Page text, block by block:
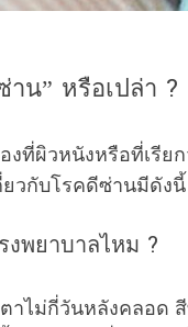
น” หรือเปล่า ?
ที่ผิวหนังหรือที่เรีย
วกับโรคดีซ่านมีดังนี้
งพยาบาลไหม ?
ไม่กี่วันหลังคลอด